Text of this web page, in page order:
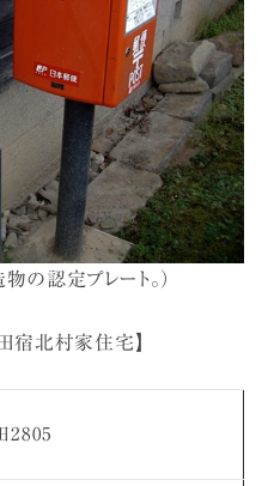
の認定プレート。）
宿北村家住宅】
2805